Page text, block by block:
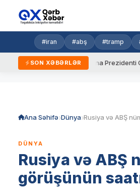
#iran #abş #tramp
SON XƏBƏRLƏR
Ukrayna Prezidenti Ceyhun
Ana Səhifə Dünya
DÜNYA
Rusiya və ABŞ
görüşünün